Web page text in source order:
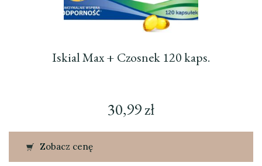
Iskial Max + Czosnek 120 kaps.
30,99zł
Zobacz cenę